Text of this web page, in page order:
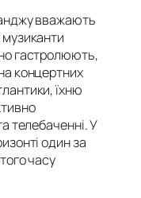
вважають
гастролюють,
концертних
їхню
телебаченні. У
один за
часу